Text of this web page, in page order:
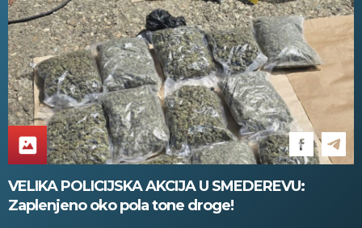
VELIKA POLICIJSKA AKCIJA U SMEDEREVU:
Zaplenjeno oko pola tone droge!